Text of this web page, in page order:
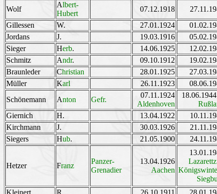
Wolf
Albert-
Hubert
07.12.1918
Gillessen
W. 27.01.1924
Jordans
J. 19.03.1916
Sieger
Herb. 14.06.1925
Schmitz
Andr. 09.10.1912
Braunleder
Christian 28.01.1925
Müller
Karl 26.11.1923
Schönemann
Anton Gefr.
07.11.1924
Aldenhoven
Giernich
H. 13.04.1922
Kirchmann
J. 30.03.1926
Siegers
Hub. 21.05.1900
Hetzer Franz
Panzer-
Grenadier
13.04.1926
Aachen
Kleinert
R. 26.10.1911